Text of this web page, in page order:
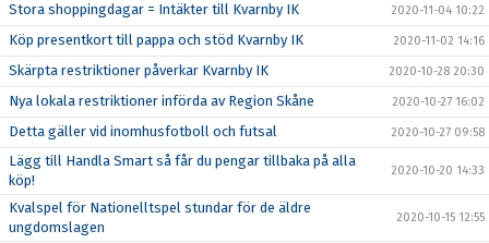
Stora shoppingdagar = Intäkter till Kvarnby IK 2020-11-04 10:22
Köp presentkort till pappa och stöd Kvarnby IK 2020-11-02 14:16
Skärpta restriktioner påverkar Kvarnby IK 2020-10-28 20:30
Nya lokala restriktioner införda av Region Skåne 2020-10-27 16:02
Detta gäller vid inomhusfotboll och futsal 2020-10-27 09:58
Lägg till Handla Smart så får du pengar tillbaka på alla
köp!
2020-10-20 14:33
Kvalspel för Nationelltspel stundar för de äldre
ungdomslagen
2020-10-15 12:55